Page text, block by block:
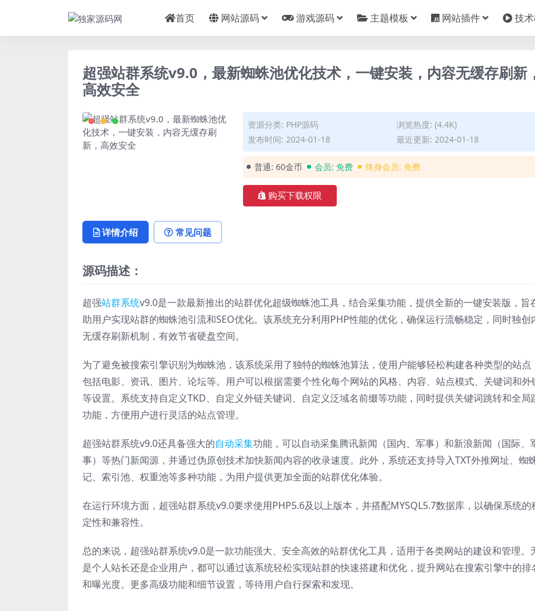
首页 网站源码 游戏源码 主题模板 网站插件 技
超强站群系统v9.0，最新蜘蛛池优化技术，一键安装，内容无缓存刷新
高效安全
资源分类: PHP源码
浏览热度: (4.4K)
发布时间: 2024-01-18
最近更新: 2024-01-18
普通: 60金币 会员: 免费 终身会员: 免费
购买下载权限
详情介绍 常见问题
源码描述：
超强站群系统v9.0是一款最新推出的站群优化超级蜘蛛池工具，结合采集功能，提供全新的一键安装版，旨
助用户实现站群的蜘蛛池引流和SEO优化。该系统充分利用PHP性能的优化，确保运行流畅稳定，同时独创
无缓存刷新机制，有效节省硬盘空间。
为了避免被搜索引擎识别为蜘蛛池，该系统采用了独特的蜘蛛池算法，使用户能够轻松构建各种类型的站点
包括电影、资讯、图片、论坛等。用户可以根据需要个性化每个网站的风格、内容、站点模式、关键词和外
等设置。系统支持自定义TKD、自定义外链关键词、自定义泛域名前缀等功能，同时提供关键词跳转和全局
功能，方便用户进行灵活的站点管理。
超强站群系统v9.0还具备强大的自动采集功能，可以自动采集腾讯新闻（国内、军事）和新浪新闻（国际、
事）等热门新闻源，并通过伪原创技术加快新闻内容的收录速度。此外，系统还支持导入TXT外推网址、蜘
记、索引池、权重池等多种功能，为用户提供更加全面的站群优化体验。
在运行环境方面，超强站群系统v9.0要求使用PHP5.6及以上版本，并搭配MYSQL5.7数据库，以确保系统的
定性和兼容性。
总的来说，超强站群系统v9.0是一款功能强大、安全高效的站群优化工具，适用于各类网站的建设和管理。
是个人站长还是企业用户，都可以通过该系统轻松实现站群的快速搭建和优化，提升网站在搜索引擎中的排
和曝光度。更多高级功能和细节设置，等待用户自行探索和发现。